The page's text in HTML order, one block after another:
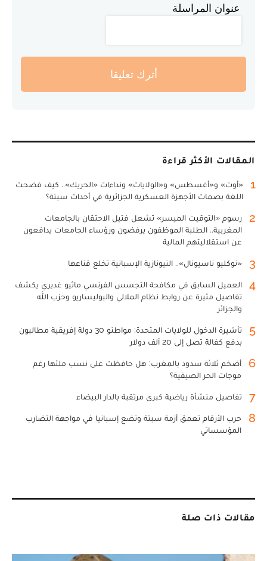
عنوان المراسلة
أترك تعليقا
المقالات الأكثر قراءة
1
«أوت» و«أغسطس» و«الولايات» ونداءات «الحريك».. كيف فضحت
اللغة بصمات الأجهزة العسكرية الجزائرية في أحداث سبتة؟
2
رسوم «التوقيت الميسر» تشعل فتيل الاحتقان بالجامعات
المغربية.. الطلبة الموظفون يرفضون ورؤساء الجامعات يدافعون
عن استقلاليتهم المالية
3 «نوكليو ناسيونال».. النيونازية الإسبانية تخلع قناعها
4
العميل السابق في مكافحة التجسس الفرنسي ماثيو غديري يكشف
تفاصيل مثيرة عن روابط نظام الملالي والبوليساريو وحزب الله
والجزائر
5
تأشيرة الدخول للولايات المتحدة: مواطنو 30 دولة إفريقية مطالبون
بدفع كفالة تصل إلى 20 ألف دولار
6
أضخم ثلاثة سدود بالمغرب: هل حافظت على نسب ملئها رغم
موجات الحر الصيفية؟
7 تفاصيل منشأة رياضية كبرى مرتقبة بالدار البيضاء
8
حرب الأرقام تعمق أزمة سبتة وتضع إسبانيا في مواجهة التضارب
المؤسساتي
مقالات ذات صلة